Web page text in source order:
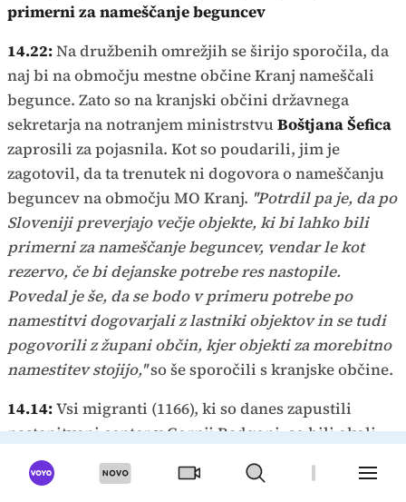
primerni za nameščanje beguncev
14.22:Na družbenih omrežjih se širijo sporočila, da
naj bi na območju mestne občine Kranj nameščali
begunce. Zato so na kranjski občini državnega
sekretarja na notranjem ministrstvuBoštjana Šefica
zaprosili za pojasnila. Kot so poudarili, jim je
zagotovil, da ta trenutek ni dogovora o nameščanju
beguncev na območju MO Kranj. ''Potrdil pa je, da po
Sloveniji preverjajo večje objekte, ki bi lahko bili
primerni za nameščanje beguncev, vendar le kot
rezervo, če bi dejanske potrebe res nastopile.
Povedal je še, da se bodo v primeru potrebe po
namestitvi dogovarjali z lastniki objektov in se tudi
pogovorili z župani občin, kjer objekti za morebitno
namestitev stojijo,''so še sporočili s kranjske občine.
14.14:Vsi migranti (1166), ki so danes zapustili
nastanitveni center v Gornji Radgoni, so bili okoli
14. ure sprejeti v Republiko Avstrijo. Na mostu čez
reko Muro bo odstranjena signalizacija in promet v